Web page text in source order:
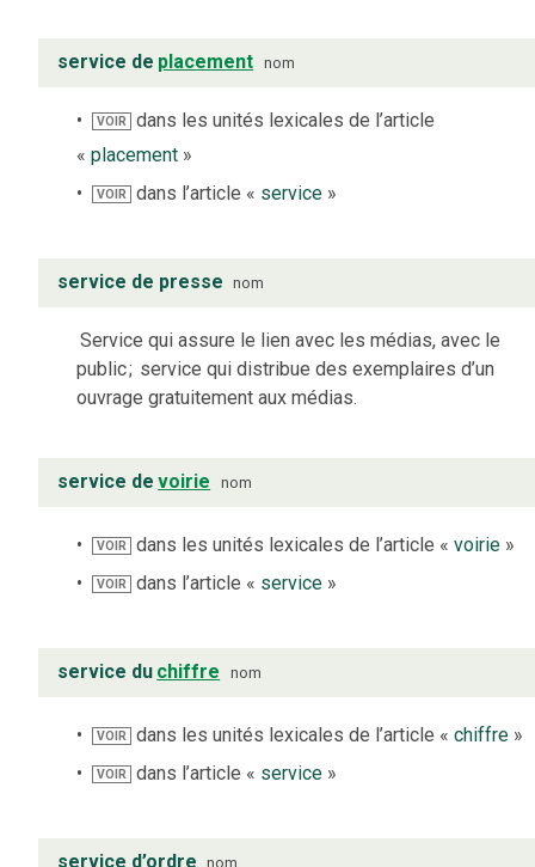
service de placement nom
VOIR
dans les unités lexicales de l’article
« placement »
VOIR dans l’article « service »
service de presse nom
Service qui assure le lien avec les médias, avec le
public; service qui distribue des exemplaires d’un
ouvrage gratuitement aux médias.
service de voirie nom
VOIR dans les unités lexicales de l’article «voirie »
VOIR dans l’article « service »
service du chiffre nom
VOIR dans les unités lexicales de l’article «chiffre »
VOIR dans l’article « service »
service d’ordre nom